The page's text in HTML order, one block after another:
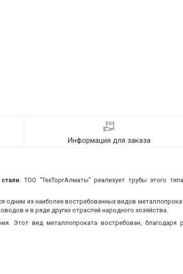
Информация для заказа
. ТОО "ТехТоргАлматы" реализует трубы этого
одним из наиболее востребованных видов
и в ряде других отраслей народного хозяйства.
Этот вид металлопроката востребован, благодаря